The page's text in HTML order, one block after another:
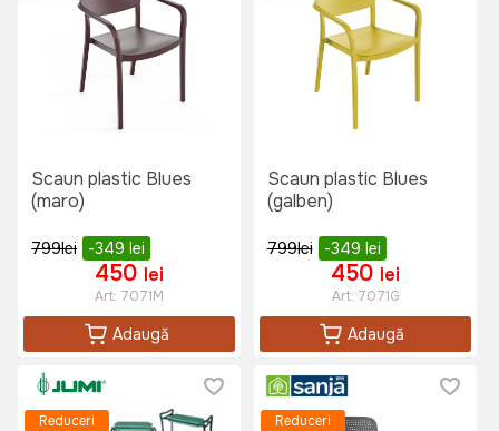
Scaun plastic Blues
(maro)
799lei -349 lei
450 lei
Art: 7071M
Adaugă
Scaun plastic Blues
(galben)
799lei -349 lei
450 lei
Art: 7071G
Adaugă
Reduceri Reduceri